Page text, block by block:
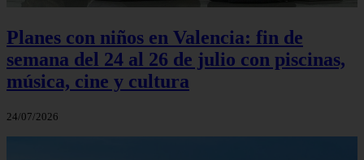
Planes con niños en Valencia: fin de
semana del 24 al 26 de julio con piscinas,
música, cine y cultura
24/07/2026